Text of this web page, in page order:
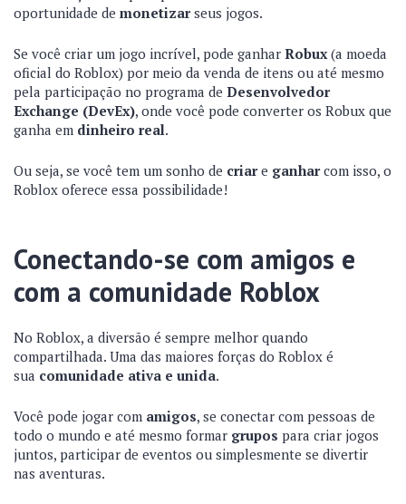
oportunidade de monetizarseus jogos.
Se você criar um jogo incrível, pode ganhar Robux(a moeda
oficial do Roblox) por meio da venda de itens ou até mesmo
pela participação no programa de Desenvolvedor
Exchange (DevEx), onde você pode converter os Robux que
ganha em dinheiro real.
Ou seja, se você tem um sonho de criare ganharcom isso, o
Roblox oferece essa possibilidade!
Conectando-se com amigos e
com a comunidade Roblox
No Roblox, a diversão é sempre melhor quando
compartilhada. Uma das maiores forças do Roblox é
sua comunidade ativa e unida.
Você pode jogar com amigos, se conectar com pessoas de
todo o mundo e até mesmo formar grupos para criar jogos
juntos, participar de eventos ou simplesmente se divertir
nas aventuras.